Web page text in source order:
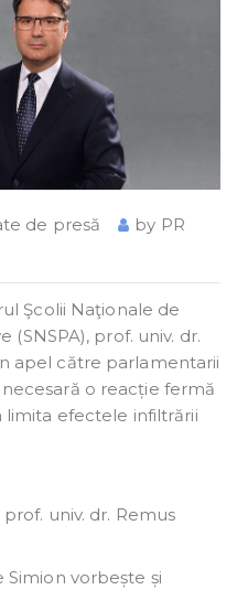
de presă by PR
Şcolii Naţionale de
(SNSPA), prof. univ. dr.
apel către parlamentarii
o reacție fermă
efectele infiltrării
univ. dr. Remus
Simion vorbește și